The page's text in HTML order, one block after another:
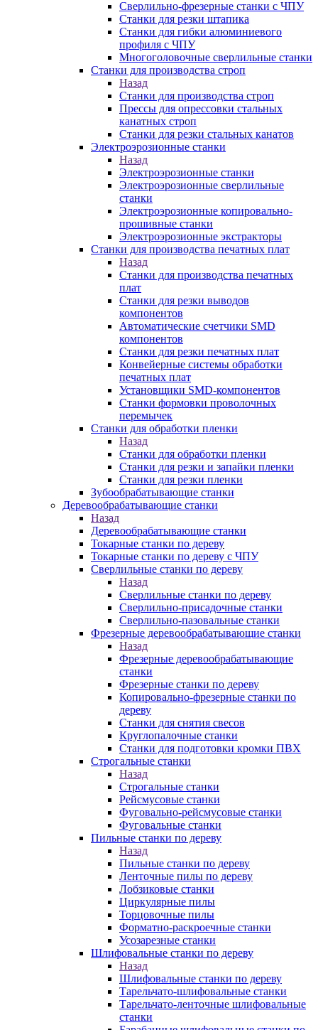
Сверлильно-фрезерные станки с ЧПУ
Станки для резки штапика
Станки для гибки алюминиевого
профиля с ЧПУ
Многоголовочные сверлильные станки
Станки для производства строп
Назад
Станки для производства строп
Прессы для опрессовки стальных
канатных строп
Станки для резки стальных канатов
Электроэрозионные станки
Назад
Электроэрозионные станки
Электроэрозионные сверлильные
станки
Электроэрозионные копировально-
прошивные станки
Электроэрозионные экстракторы
Станки для производства печатных плат
Назад
Станки для производства печатных
плат
Станки для резки выводов
компонентов
Автоматические счетчики SMD
компонентов
Станки для резки печатных плат
Конвейерные системы обработки
печатных плат
Установщики SMD-компонентов
Станки формовки проволочных
перемычек
Станки для обработки пленки
Назад
Станки для обработки пленки
Станки для резки и запайки пленки
Станки для резки пленки
Зубообрабатывающие станки
Деревообрабатывающие станки
Назад
Деревообрабатывающие станки
Токарные станки по дереву
Токарные станки по дереву с ЧПУ
Сверлильные станки по дереву
Назад
Сверлильные станки по дереву
Сверлильно-присадочные станки
Сверлильно-пазовальные станки
Фрезерные деревообрабатывающие станки
Назад
Фрезерные деревообрабатывающие
станки
Фрезерные станки по дереву
Копировально-фрезерные станки по
дереву
Станки для снятия свесов
Круглопалочные станки
Станки для подготовки кромки ПВХ
Строгальные станки
Назад
Строгальные станки
Рейсмусовые станки
Фуговально-рейсмусовые станки
Фуговальные станки
Пильные станки по дереву
Назад
Пильные станки по дереву
Ленточные пилы по дереву
Лобзиковые станки
Циркулярные пилы
Торцовочные пилы
Форматно-раскроечные станки
Усозарезные станки
Шлифовальные станки по дереву
Назад
Шлифовальные станки по дереву
Тарельчато-шлифовальные станки
Тарельчато-ленточные шлифовальные
станки